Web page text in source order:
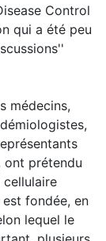
Control
qui a été peu
médecins,
ont prétendu
fondée, en
lequel le